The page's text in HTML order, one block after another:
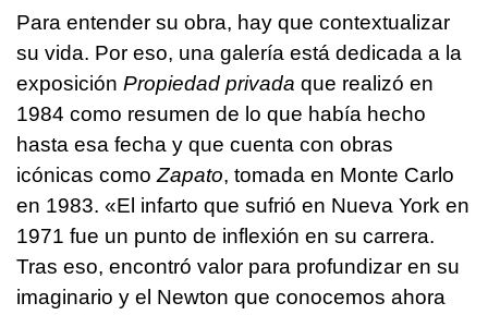
Para entender su obra, hay que contextualizar
su vida. Por eso, una galería está dedicada a la
exposición Propiedad privada que realizó en
1984 como resumen de lo que había hecho
hasta esa fecha y que cuenta con obras
icónicas comoZapato, tomada en Monte Carlo
en 1983. «El infarto que sufrió en Nueva York en
1971 fue un punto de inflexión en su carrera.
Tras eso, encontró valor para profundizar en su
imaginario y el Newton que conocemos ahora